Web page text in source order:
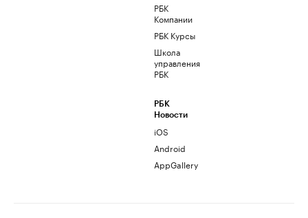
РБК
Компании
РБК Курсы
Школа
управления
РБК
РБК
Новости
iOS
Android
AppGallery